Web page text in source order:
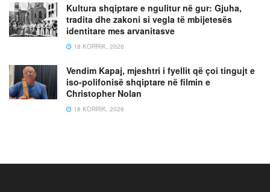
Kultura shqiptare e ngulitur në gur: Gjuha,
tradita dhe zakoni si vegla të mbijetesës
identitare mes arvanitasve
18 KORRIK, 2026
Vendim Kapaj, mjeshtri i fyellit që çoi tingujt e
iso-polifonisë shqiptare në filmin e
Christopher Nolan
18 KORRIK, 2026